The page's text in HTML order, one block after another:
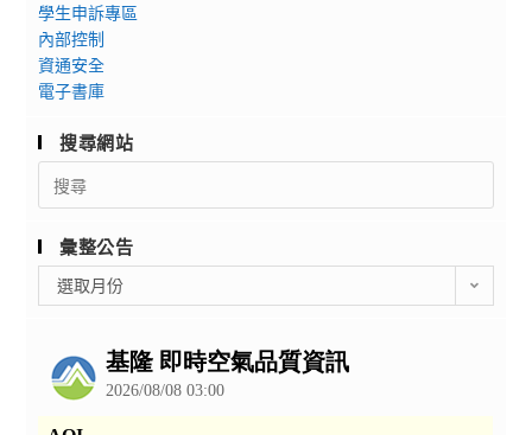
學生申訴專區
內部控制
資通安全
電子書庫
搜尋網站
Search
for:
彙整公告
整
選取月份